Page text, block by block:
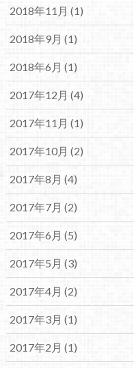
2018年11月 (1)
2018年9月 (1)
2018年6月 (1)
2017年12月 (4)
2017年11月 (1)
2017年10月 (2)
2017年8月 (4)
2017年7月 (2)
2017年6月 (5)
2017年5月 (3)
2017年4月 (2)
2017年3月 (1)
2017年2月 (1)